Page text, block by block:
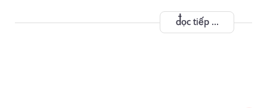
đọc tiếp ...